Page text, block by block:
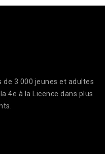
de 3 000 jeunes et adultes
4e à la Licence dans plus